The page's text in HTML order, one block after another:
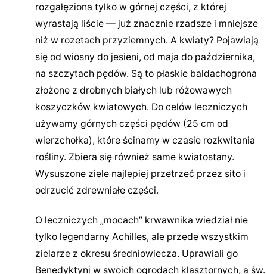
rozgałęziona tylko w górnej części, z której
wyrastają liście — już znacznie rzadsze i mniejsze
niż w rozetach przyziemnych. A kwiaty? Pojawiają
się od wiosny do jesieni, od maja do października,
na szczytach pędów. Są to płaskie baldachogrona
złożone z drobnych białych lub różowawych
koszyczków kwiatowych. Do celów leczniczych
używamy górnych części pędów (25 cm od
wierzchołka), które ścinamy w czasie rozkwitania
rośliny. Zbiera się również same kwiatostany.
Wysuszone ziele najlepiej przetrzeć przez sito i
odrzucić zdrewniałe części.
O leczniczych „mocach” krwawnika wiedział nie
tylko legendarny Achilles, ale przede wszystkim
zielarze z okresu średniowiecza. Uprawiali go
Benedyktyni w swoich ogrodach klasztornych, a św.